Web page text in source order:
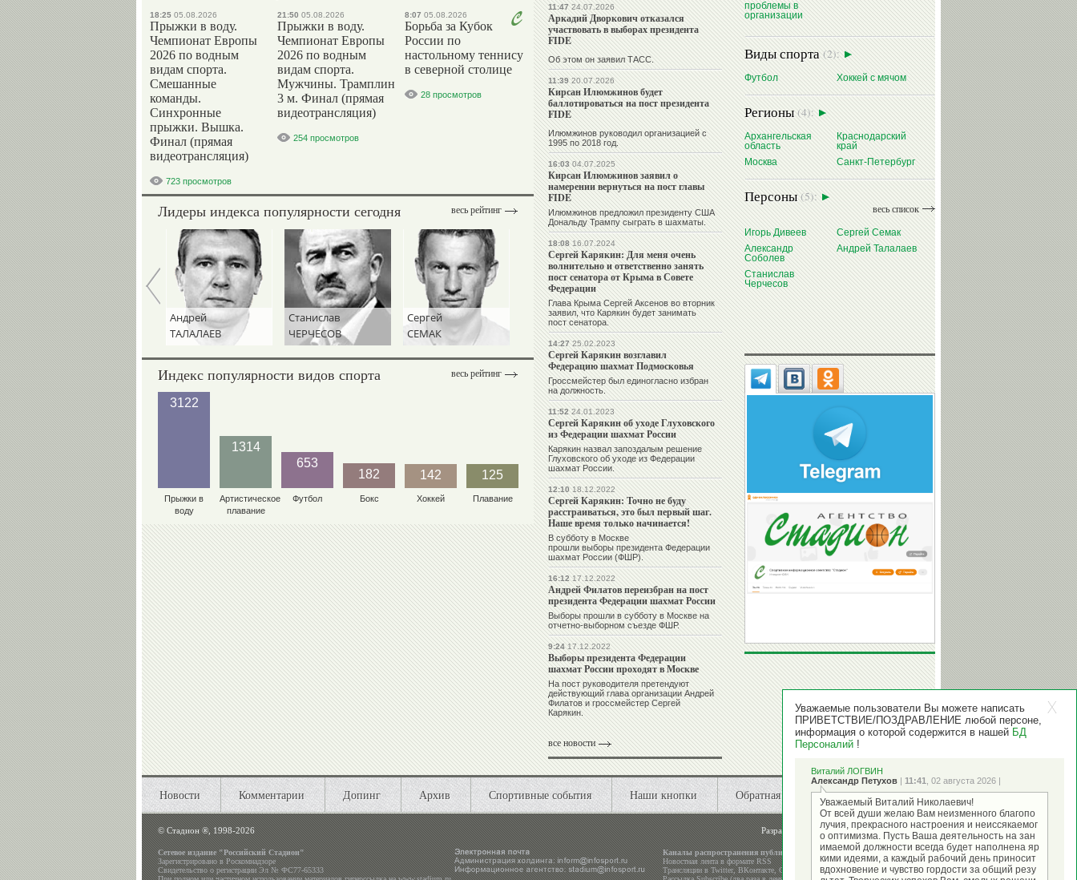
18:25 05.08.2026
Прыжки в воду.
Чемпионат Европы
2026 по водным
видам спорта.
Смешанные
команды.
Синхронные
прыжки. Вышка.
Финал (прямая
видеотрансляция)
723 просмотров
21:50 05.08.2026
Прыжки в воду.
Чемпионат Европы
2026 по водным
видам спорта.
Мужчины. Трамплин
3 м. Финал (прямая
видеотрансляция)
254 просмотров
8:07 05.08.2026
Борьба за Кубок
России по
настольному теннису
в северной столице
28 просмотров
весь рейтинг
Лидеры индекса популярности сегодня
Андрей
ТАЛАЛАЕВ
Станислав
ЧЕРЧЕСОВ
Сергей
СЕМАК
весь рейтинг
Индекс популярности видов спорта
3122
Прыжки в
воду
1314
Артистическое
плавание
653
Футбол
182
Бокс
142
Хоккей
125
Плавание
11:4724.07.2026
Аркадий Дворкович отказался
участвовать в выборах президента
FIDE
Об этом он заявил ТАСС.
11:3920.07.2026
Кирсан Илюмжинов будет
баллотироваться на пост президента
FIDE
Илюмжинов руководил организацией с
1995 по 2018 год.
16:0304.07.2025
Кирсан Илюмжинов заявил о
намерении вернуться на пост главы
FIDE
Илюмжинов предложил президенту США
Дональду Трампу сыграть в шахматы.
18:0816.07.2024
Сергей Карякин: Для меня очень
волнительно и ответственно занять
пост сенатора от Крыма в Совете
Федерации
Глава Крыма Сергей Аксенов во вторник
заявил, что Карякин будет занимать
пост сенатора.
14:2725.02.2023
Сергей Карякин возглавил
Федерацию шахмат Подмосковья
Гроссмейстер был единогласно избран
на должность.
11:5224.01.2023
Сергей Карякин об уходе Глуховского
из Федерации шахмат России
Карякин назвал запоздалым решение
Глуховского об уходе из Федерации
шахмат России.
12:1018.12.2022
Сергей Карякин: Точно не буду
расстраиваться, это был первый шаг.
Наше время только начинается!
В субботу в Москве
прошли выборы президента Федерации
шахмат России (ФШР).
16:1217.12.2022
Андрей Филатов переизбран на пост
президента Федерации шахмат России
Выборы прошли в субботу в Москве на
отчетно-выборном съезде ФШР.
9:2417.12.2022
Выборы президента Федерации
шахмат России проходят в Москве
На пост руководителя претендуют
действующий глава организации Андрей
Филатов и гроссмейстер Сергей
Карякин.
все новости
БАЖЕНОВ(фехтование)
читать далее
проблемы в
организации
Виды спорта(2):
Футбол Хоккей с мячом
Регионы(4):
Архангельская
область
Краснодарский
край
Москва
Санкт-Петербург
Персоны(5):
весь список
Игорь Дивеев
Сергей Семак
Александр
Соболев
Андрей Талалаев
Станислав
Черчесов
Новости Комментарии Допинг Архив Спортивные события Наши кнопки Обратная связь
©Стадион ®, 1998-2026 Разработка и поддержкаООО "Стадион"
Сетевое издание "Российский Стадион"
Зарегистрировано в Роскомнадзоре
Свидетельство о регистрации Эл № ФС77-65333
Каналы распространения публикаций
Новостная лента в формате RSS
Трансляции вTwitter,ВКонтакте,Google+
Уважаемые пользователи Вы можете написать
ПРИВЕТСТВИЕ/ПОЗДРАВЛЕНИЕ любой персоне,
информация о которой содержится в нашей БД
Персоналий !
Виталий ЛОГВИН
Александр Петухов | 11:41 , 02 августа 2026 |
Уважаемый Виталий Николаевич!
От всей души желаю Вам неизменного благопо
лучия, прекрасного настроения и неиссякаемог
о оптимизма. Пусть Ваша деятельность на зан
имаемой должности всегда будет наполнена яр
кими идеями, а каждый рабочий день приносит
вдохновение и чувство гордости за общий резу